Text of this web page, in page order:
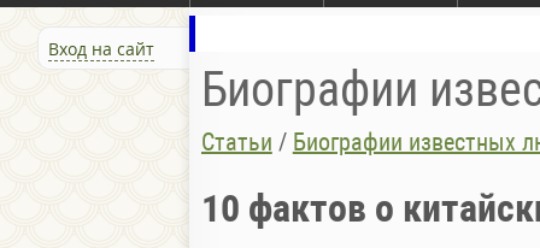
Вход на сайт
Биографии
Статьи / Биографии известных
10 фактов о